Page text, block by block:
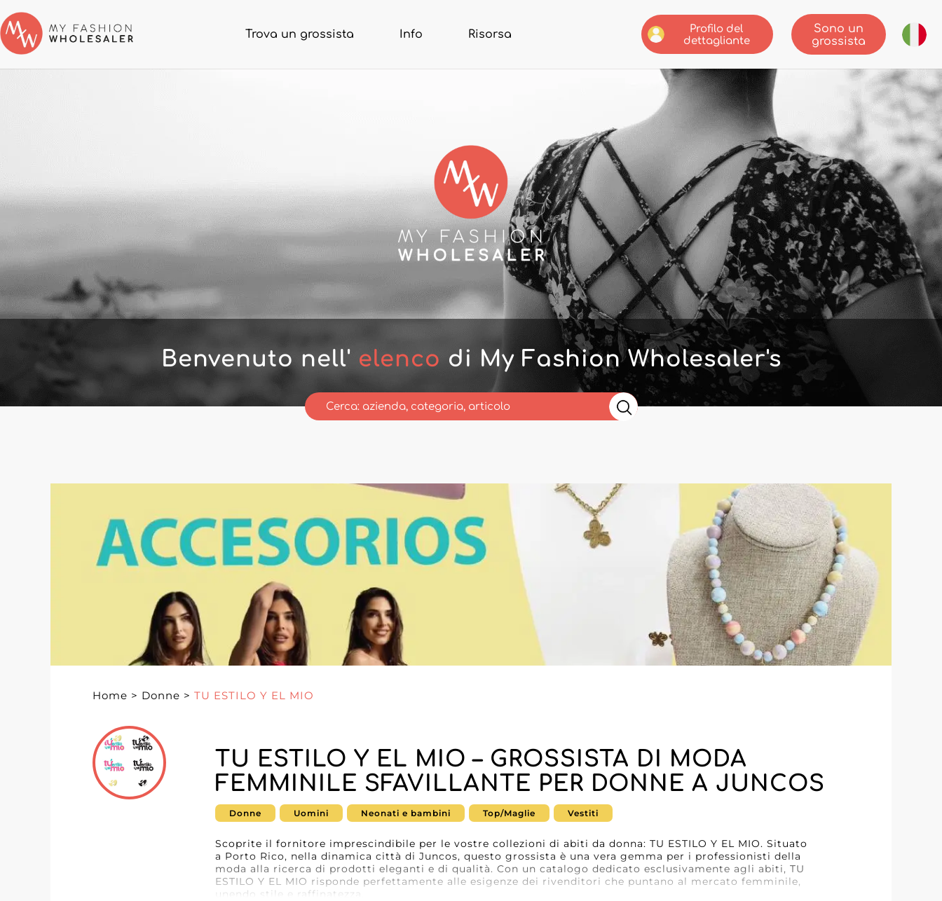
Trova un grossista Info Risorsa
Profilo del
dettagliante
Sono un
grossista
Benvenuto nell' elenco di My Fashion Wholesaler's
Home > Donne > TU ESTILO Y EL MIO
TU ESTILO Y EL MIO – GROSSISTA DI MODA
FEMMINILE SFAVILLANTE PER DONNE A JUNCOS
Donne Uomini Neonati e bambini Top/Maglie Vestiti
Scoprite il fornitore imprescindibile per le vostre collezioni di abiti da donna: TU ESTILO Y EL MIO. Situato
a Porto Rico, nella dinamica città di Juncos, questo grossista è una vera gemma per i professionisti della
moda alla ricerca di prodotti eleganti e di qualità. Con un catalogo dedicato esclusivamente agli abiti, TU
ESTILO Y EL MIO risponde perfettamente alle esigenze dei rivenditori che puntano al mercato femminile,
unendo stile e raffinatezza.